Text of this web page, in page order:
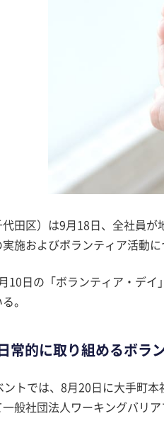
田区）は9月18日、全社員
施およびボランティア活動に
10日の「ボランティア・デ
。
常的に取り組めるボラ
トでは、8月20日に大手町
般社団法人ワーキングバリ